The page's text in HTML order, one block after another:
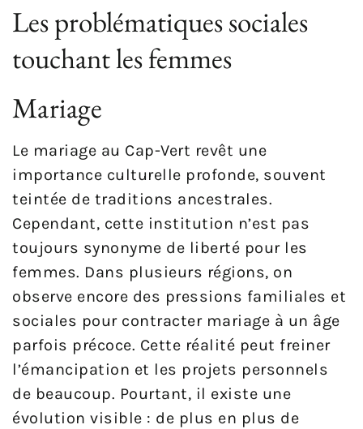
Les problématiques sociales
touchant les femmes
Mariage
Le mariage au Cap-Vert revêt une
importance culturelle profonde, souvent
teintée de traditions ancestrales.
Cependant, cette institution n’est pas
toujours synonyme de liberté pour les
femmes. Dans plusieurs régions, on
observe encore des pressions familiales et
sociales pour contracter mariage à un âge
parfois précoce. Cette réalité peut freiner
l’émancipation et les projets personnels
de beaucoup. Pourtant, il existe une
évolution visible : de plus en plus de